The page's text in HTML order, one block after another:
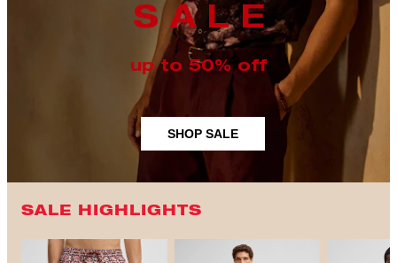
S A L E
up to 50% off
SHOP SALE
SALE HIGHLIGHTS